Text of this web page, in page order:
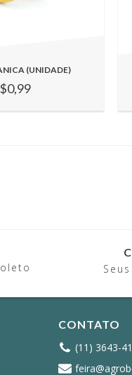
(UNIDADE)
CONTATO
(11) 3643-